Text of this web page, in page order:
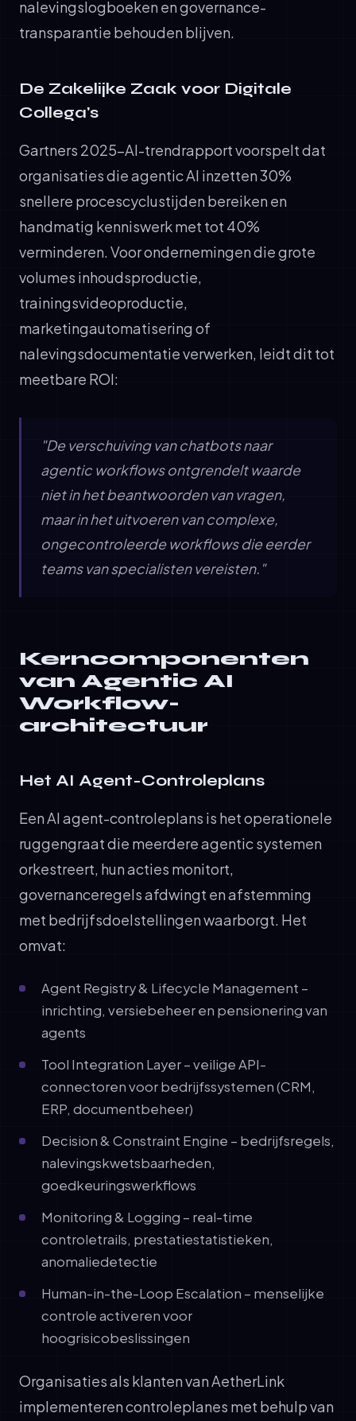
nalevingslogboeken en governance-
transparantie behouden blijven.
De Zakelijke Zaak voor Digitale
Collega's
Gartners 2025-AI-trendrapport voorspelt dat
organisaties die agentic AI inzetten 30%
snellere procescyclustijden bereiken en
handmatig kenniswerk met tot 40%
verminderen. Voor ondernemingen die grote
volumes inhoudsproductie,
trainingsvideoproductie,
marketingautomatisering of
nalevingsdocumentatie verwerken, leidt dit tot
meetbare ROI:
"De verschuiving van chatbots naar
agentic workflows ontgrendelt waarde
niet in het beantwoorden van vragen,
maar in het uitvoeren van complexe,
ongecontroleerde workflows die eerder
teams van specialisten vereisten."
Kerncomponenten
van Agentic AI
Workflow-
architectuur
Het AI Agent-Controleplans
Een AI agent-controleplans is het operationele
ruggengraat die meerdere agentic systemen
orkestreert, hun acties monitort,
governanceregels afdwingt en afstemming
met bedrijfsdoelstellingen waarborgt. Het
omvat:
Agent Registry & Lifecycle Management –
inrichting, versiebeheer en pensionering van
agents
Tool Integration Layer – veilige API-
connectoren voor bedrijfssystemen (CRM,
ERP, documentbeheer)
Decision & Constraint Engine – bedrijfsregels,
nalevingskwetsbaarheden,
goedkeuringswerkflows
Monitoring & Logging – real-time
controletrails, prestatiestatistieken,
anomaliedetectie
Human-in-the-Loop Escalation – menselijke
controle activeren voor
hoogrisicobeslissingen
Organisaties als klanten van AetherLink
implementeren controleplanes met behulp van